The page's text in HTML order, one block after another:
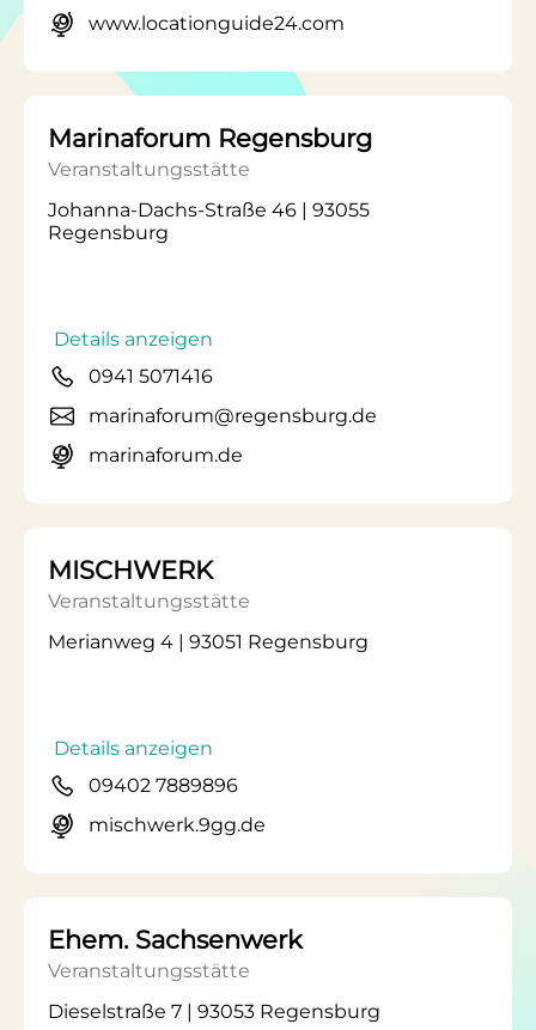
www.locationguide24.com
Marinaforum Regensburg
Veranstaltungsstätte
Johanna-Dachs-Straße 46 | 93055
Regensburg
Details anzeigen
0941 5071416
marinaforum@regensburg.de
marinaforum.de
MISCHWERK
Veranstaltungsstätte
Merianweg 4 | 93051 Regensburg
Details anzeigen
09402 7889896
mischwerk.9gg.de
Ehem. Sachsenwerk
Veranstaltungsstätte
Dieselstraße 7 | 93053 Regensburg